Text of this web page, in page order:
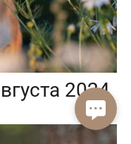
2024